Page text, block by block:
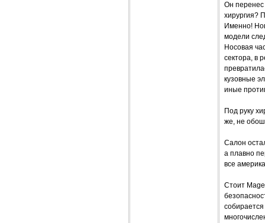
Он перенес
хирургия?
Именно!
модели
Носовая
сектора, в
кузовные
иные
Под руку
же, не
Салон
а плавно
все
Стоит